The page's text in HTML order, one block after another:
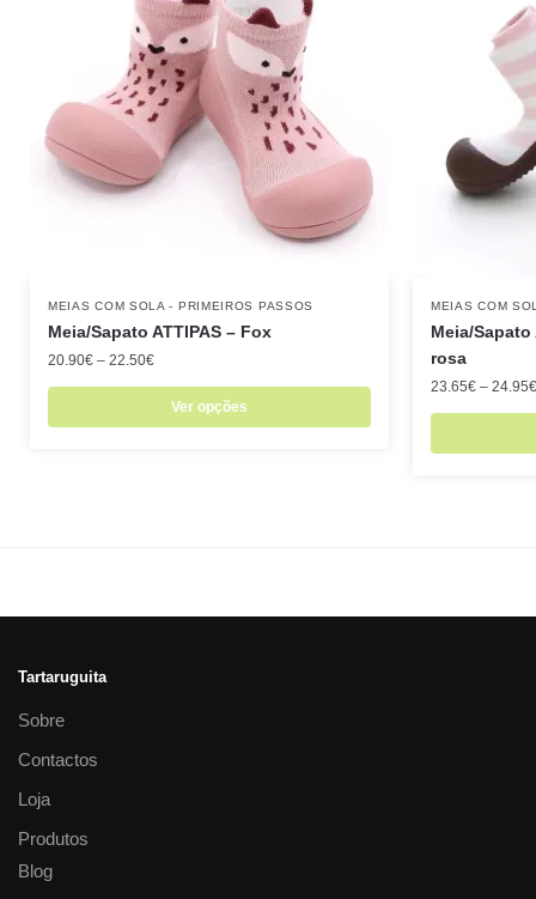
MEIAS COM SOLA - PRIMEIROS PASSOS
Meia/Sapato ATTIPAS – Fox
20.90€ – 22.50€
Ver opções
MEIAS COM
Meia/Sapato
rosa
23.65€ – 24.95€
Tartaruguita
Sobre
Contactos
Loja
Produtos
Blog